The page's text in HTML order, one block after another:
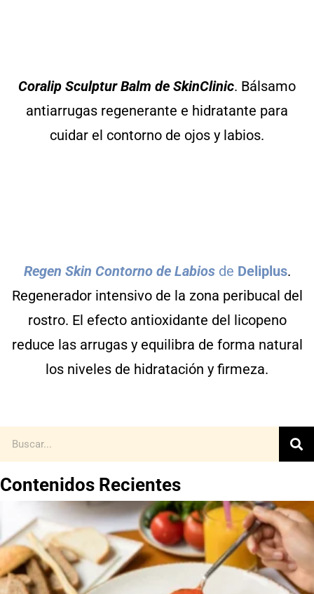
Coralip Sculptur Balm de SkinClinic. Bálsamo
antiarrugas regenerante e hidratante para
cuidar el contorno de ojos y labios.
Regen Skin Contorno de Labiosde Deliplus.
Regenerador intensivo de la zona peribucal del
rostro. El efecto antioxidante del licopeno
reduce las arrugas y equilibra de forma natural
los niveles de hidratación y firmeza.
Contenidos Recientes